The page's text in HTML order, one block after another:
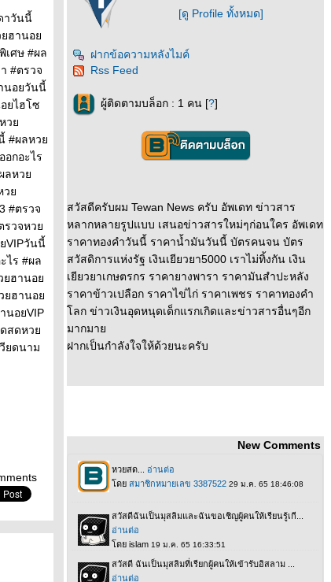
าวันนี้
ยฮานอ
เศษ #ผล
#ตรวจ
นอยวันนี้
ยไฮโซ
หว
นี้ #ผลหว
กอะไร
ผลหว
หว
#ตรวจ
รวจหว
VIPวันนี้
ไร #ผล
วยฮานอ
วยฮานอ
นอยVIP
ดสดหว
ยดนาม
[ดู Profile ทั้งหมด]
ฝากข้อความหลังไมค์
Rss Feed
ผู้ติดตามบล็อก : 1 คน [?]
สวัสดีครับผม Tewan News ครับ อัพเดท ข่าวสาร
หลากหลายรูปแบบ เสนอข่าวสารใหม่ๆก่อนใคร อัพเดท
ราคาทองคำวันนี้ ราคาน้ำมันวันนี้ บัตรคนจน บัตร
สวัสดิการแห่งรัฐ เงินเยียวยา5000 เราไม่ทิ้งกัน เงิน
เยียวยาเกษตรกร ราคายางพารา ราคามันสำปะหลัง
ราคาข้าวเปลือก ราคาไข่ไก่ ราคาเพชร ราคาทองคำ
ลก ข่าวเงินอุดหนุดเด็กแรกเกิดและข่าวสารอื่นๆอีก
มากมา
ฝากเป็นกำลังใจให้ด้วยนะครับ
New Comments